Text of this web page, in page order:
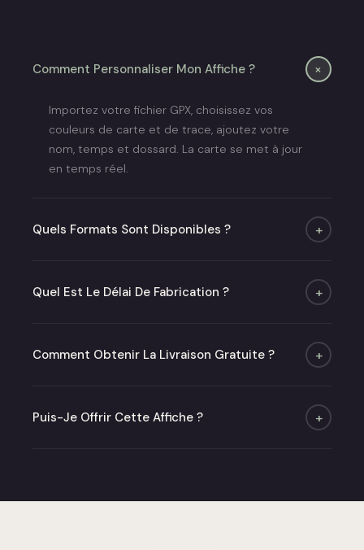
Comment Personnaliser Mon Affiche ? +
Importez votre fichier GPX, choisissez vos
couleurs de carte et de trace, ajoutez votre
nom, temps et dossard. La carte se met à jour
en temps réel.
Quels Formats Sont Disponibles ? +
seul ou avec cadre chêne ou noir mat.
Quel Est Le Délai De Fabrication ? +
livraison.
Comment Obtenir La Livraison Gratuite ? +
métropolitaine.
Puis-Je Offrir Cette Affiche ? +